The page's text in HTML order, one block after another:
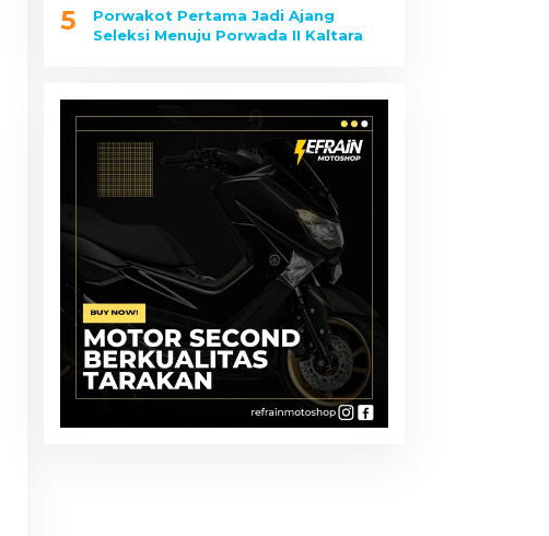
5
Porwakot Pertama Jadi Ajang
Seleksi Menuju Porwada II Kaltara